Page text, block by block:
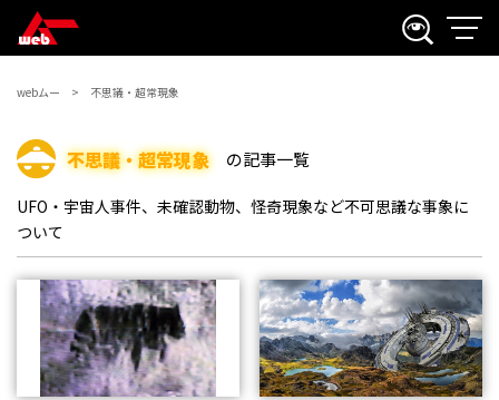
webムー 不思議・超常現象
不思議・超常現象 の記事一覧
UFO・宇宙人事件、未確認動物、怪奇現象など不可思議な事象に
ついて